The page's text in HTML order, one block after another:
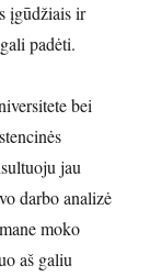
įgūdžiais ir
padėti.
bei
jau
darbo analizė
moko
aš galiu